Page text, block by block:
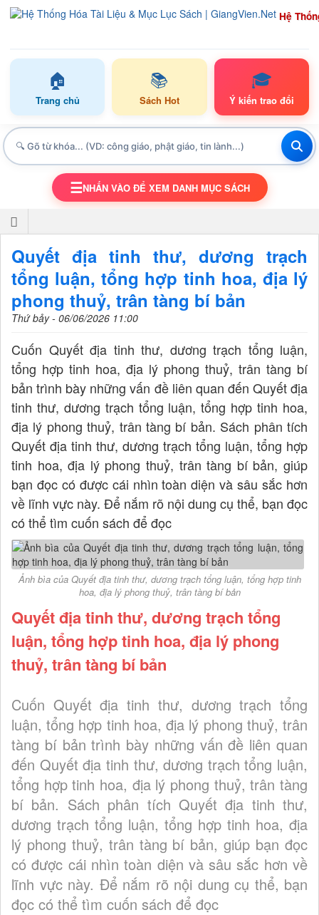
Hệ
🏠
Trang chủ
📚
Sách Hot
🎓
Ý kiến trao đổi
TOGGLE NAVIGATION
☰NHẤN VÀO ĐỂ XEM DANH MỤC SÁCH
Quyết địa tinh thư, dương trạch
tổng luận, tổng hợp tinh hoa, địa lý
phong thuỷ, trân tàng bí bản
Thứ bảy - 06/06/2026 11:00
Cuốn Quyết địa tinh thư, dương trạch tổng luận,
tổng hợp tinh hoa, địa lý phong thuỷ, trân tàng bí
bản trình bày những vấn đề liên quan đến Quyết địa
tinh thư, dương trạch tổng luận, tổng hợp tinh hoa,
địa lý phong thuỷ, trân tàng bí bản. Sách phân tích
Quyết địa tinh thư, dương trạch tổng luận, tổng hợp
tinh hoa, địa lý phong thuỷ, trân tàng bí bản, giúp
bạn đọc có được cái nhìn toàn diện và sâu sắc hơn
về lĩnh vực này. Để nắm rõ nội dung cụ thể, bạn đọc
có thể tìm cuốn sách để đọc
Ảnh bìa của Quyết địa tinh thư, dương trạch tổng luận, tổng hợp tinh
hoa, địa lý phong thuỷ, trân tàng bí bản
Quyết địa tinh thư, dương trạch tổng
luận, tổng hợp tinh hoa, địa lý phong
thuỷ, trân tàng bí bản
Cuốn Quyết địa tinh thư, dương trạch tổng
luận, tổng hợp tinh hoa, địa lý phong thuỷ, trân
tàng bí bản trình bày những vấn đề liên quan
đến Quyết địa tinh thư, dương trạch tổng luận,
tổng hợp tinh hoa, địa lý phong thuỷ, trân tàng
bí bản. Sách phân tích Quyết địa tinh thư,
dương trạch tổng luận, tổng hợp tinh hoa, địa
lý phong thuỷ, trân tàng bí bản, giúp bạn đọc
có được cái nhìn toàn diện và sâu sắc hơn về
lĩnh vực này. Để nắm rõ nội dung cụ thể, bạn
đọc có thể tìm cuốn sách để đọc